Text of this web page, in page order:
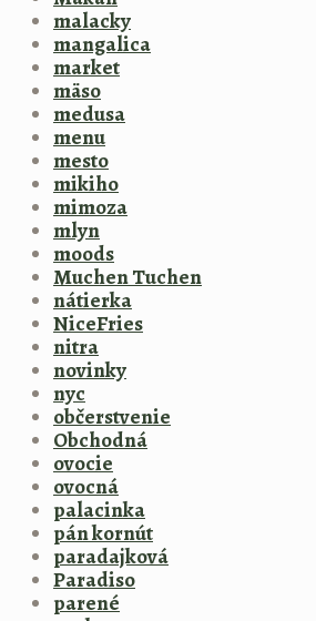
malacky
mangalica
market
mäso
medusa
menu
mesto
mikiho
mimoza
mlyn
moods
Muchen Tuchen
nátierka
NiceFries
nitra
novinky
nyc
občerstvenie
Obchodná
ovocie
ovocná
palacinka
pán kornút
paradajková
Paradiso
parené